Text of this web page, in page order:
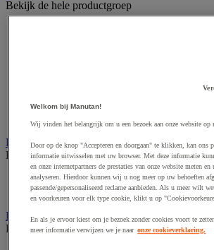
Bekijk de hele productgroep
Studioverlichting en accessoires
Bewegwijzering en aanduidingsborden
Bekijk de hele productgroep
Deurnaambord
Pictogram
Folderrek en -houder
Bekijk de hele productgroep
Welkom bij Manutan!
Wij vinden het belangrijk om u een bezoek aan onze website op
Door op de knop "Accepteren en doorgaan" te klikken, kan ons
informatie uitwisselen met uw browser. Met deze informatie
en onze internetpartners de prestaties van onze website meten
analyseren. Hierdoor kunnen wij u nog meer op uw behoeften
passende/gepersonaliseerd reclame aanbieden. Als u meer wilt
en voorkeuren voor elk type cookie, klikt u op
En als je ervoor kiest om je bezoek zonder cookies voort te
meer informatie verwijzen we je naar onze cookieverklaring.